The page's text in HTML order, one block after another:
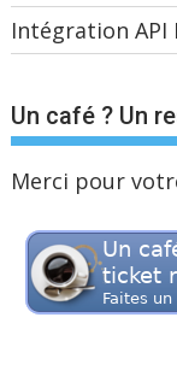
Intégration API
Un café ? Un
Merci pour